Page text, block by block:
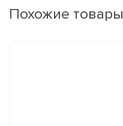
Похожие товары